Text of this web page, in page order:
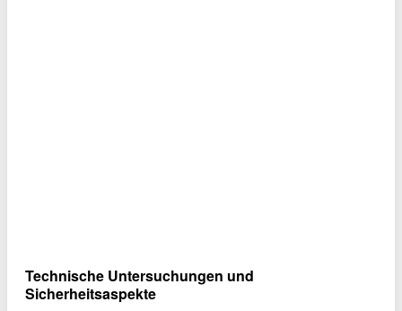
Technische Untersuchungen und
Sicherheitsaspekte